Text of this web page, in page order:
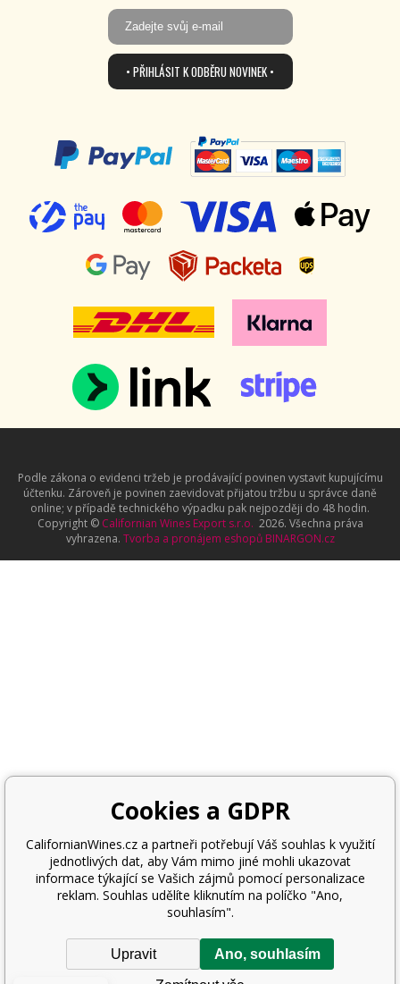
• PŘIHLÁSIT K ODBĚRU NOVINEK •
Podle zákona o evidenci tržeb je prodávající povinen vystavit kupujícímu
účtenku. Zároveň je povinen zaevidovat přijatou tržbu u správce daně
online; v případě technického výpadku pak nejpozději do 48 hodin.
Copyright © Californian Wines Export s.r.o. 2026. Všechna práva
vyhrazena. Tvorba a pronájem eshopů BINARGON.cz
Cookies a GDPR
CalifornianWines.cz a partneři potřebují Váš souhlas k využití
jednotlivých dat, aby Vám mimo jiné mohli ukazovat
informace týkající se Vašich zájmů pomocí personalizace
reklam. Souhlas udělíte kliknutím na políčko "Ano,
souhlasím".
Ano, souhlasím
Upravit